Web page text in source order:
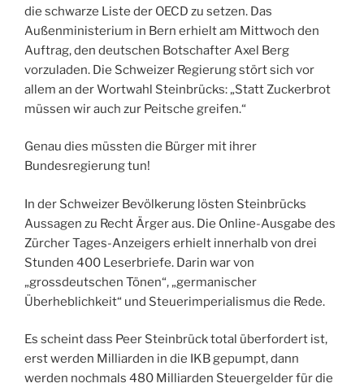
die schwarze Liste der OECD zu setzen. Das
Außenministerium in Bern erhielt am Mittwoch den
Auftrag, den deutschen Botschafter Axel Berg
vorzuladen. Die Schweizer Regierung stört sich vor
allem an der Wortwahl Steinbrücks: „Statt Zuckerbrot
müssen wir auch zur Peitsche greifen.“
Genau dies müssten die Bürger mit ihrer
Bundesregierung tun!
In der Schweizer Bevölkerung lösten Steinbrücks
Aussagen zu Recht Ärger aus. Die Online-Ausgabe des
Zürcher Tages-Anzeigers erhielt innerhalb von drei
Stunden 400 Leserbriefe. Darin war von
„grossdeutschen Tönen“, „germanischer
Überheblichkeit“ und Steuerimperialismus die Rede.
Es scheint dass Peer Steinbrück total überfordert ist,
erst werden Milliarden in die IKB gepumpt, dann
werden nochmals 480 Milliarden Steuergelder für die